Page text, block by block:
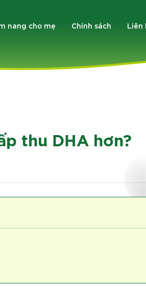
nang cho mẹ Chính sách Liên
thu DHA hơn?